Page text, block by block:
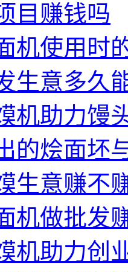
目赚钱吗
机使用时
生意多久
机助力馒
的烩面坯
生意赚不
机做批发
机助力创